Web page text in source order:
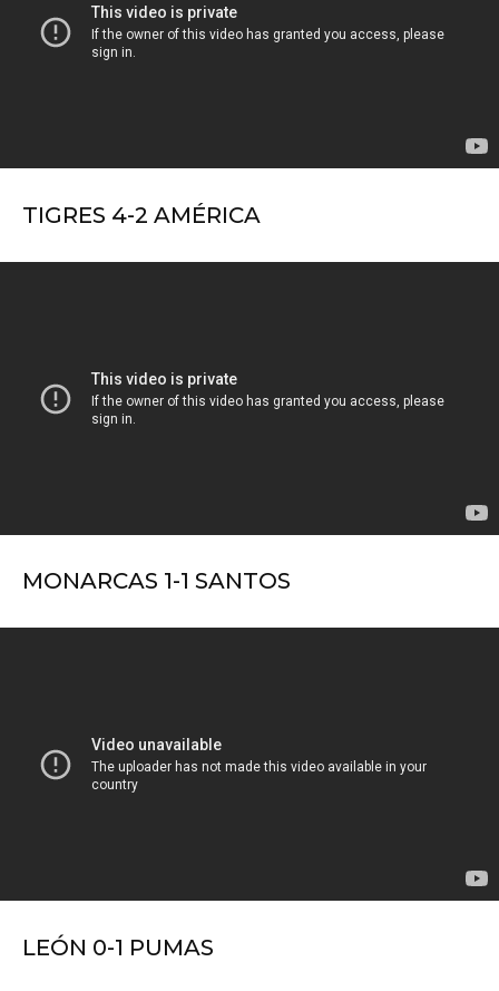
TIGRES 4-2 AMÉRICA
MONARCAS 1-1 SANTOS
LEÓN 0-1 PUMAS